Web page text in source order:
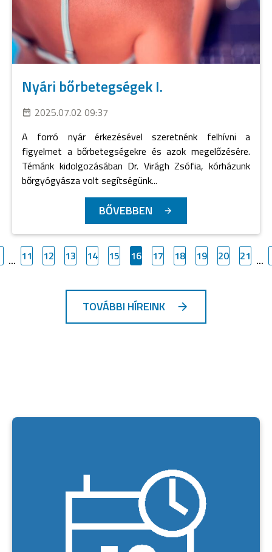
Nyári bőrbetegségek I.
2025.07.02 09:37
A forró nyár érkezésével szeretnénk felhívni a
figyelmet a bőrbetegségekre és azok megelőzésére.
Témánk kidolgozásában Dr. Virágh Zsófia, kórházunk
bőrgyógyásza volt segítségünk...
BŐVEBBEN
... 11 12 13 14 15 16 17 18 19 20 21 ...
TOVÁBBI HÍREINK